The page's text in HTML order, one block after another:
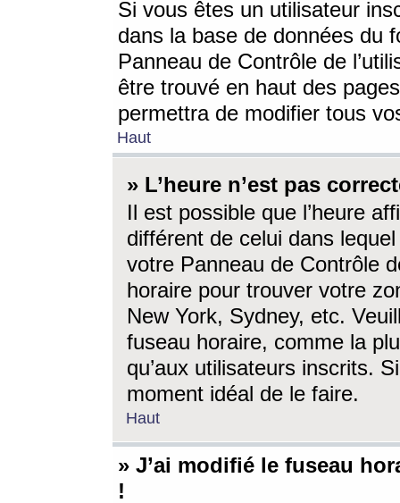
Si vous êtes un utilisateur
dans la base de données du
Panneau de Contrôle de
être trouvé en haut des
permettra de modifier tous
Haut
» L’heure n’est pas
Il est possible que l’heure
différent de celui dans
votre Panneau de Contrôle
horaire pour trouver votre
New York, Sydney, etc.
fuseau horaire, comme la
qu’aux utilisateurs inscrits.
moment idéal de le faire.
Haut
» J’ai modifié le fuseau
!